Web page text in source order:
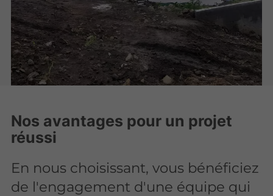
Nos avantages pour un projet
réussi
En nous choisissant, vous bénéficiez
de l'engagement d'une équipe qui